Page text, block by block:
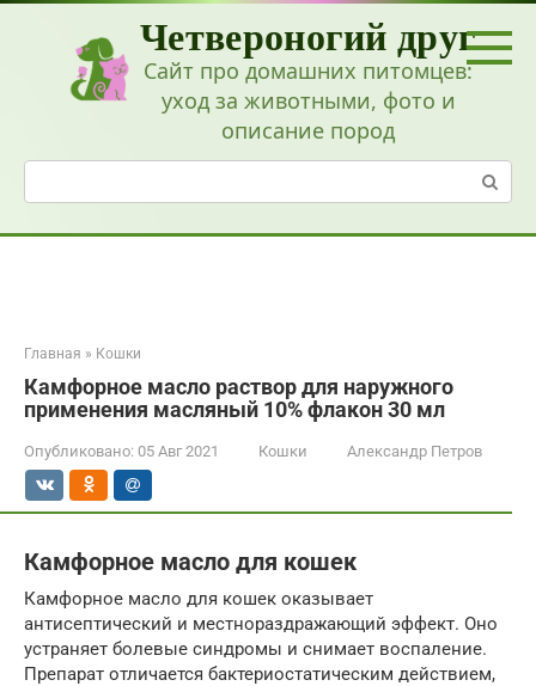
Перейти
Четвероногий друг
Сайт про домашних питомцев:
уход за животными, фото и
описание пород
Поиск:
Главная » Кошки
Камфорное масло раствор для наружного
применения масляный 10% флакон 30 мл
Опубликовано: 05 Авг 2021 Кошки Александр Петров
Камфорное масло для кошек
Камфорное масло для кошек оказывает
антисептический и местнораздражающий эффект. Оно
устраняет болевые синдромы и снимает воспаление.
Препарат отличается бактериостатическим действием,